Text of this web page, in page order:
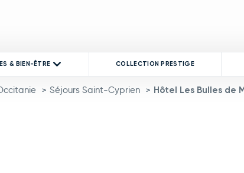
& BIEN-ÊTRE COLLECTION PRESTIGE
> Séjours Saint-Cyprien > Hôtel Les Bulles de
a thumbnail will change the main image in the